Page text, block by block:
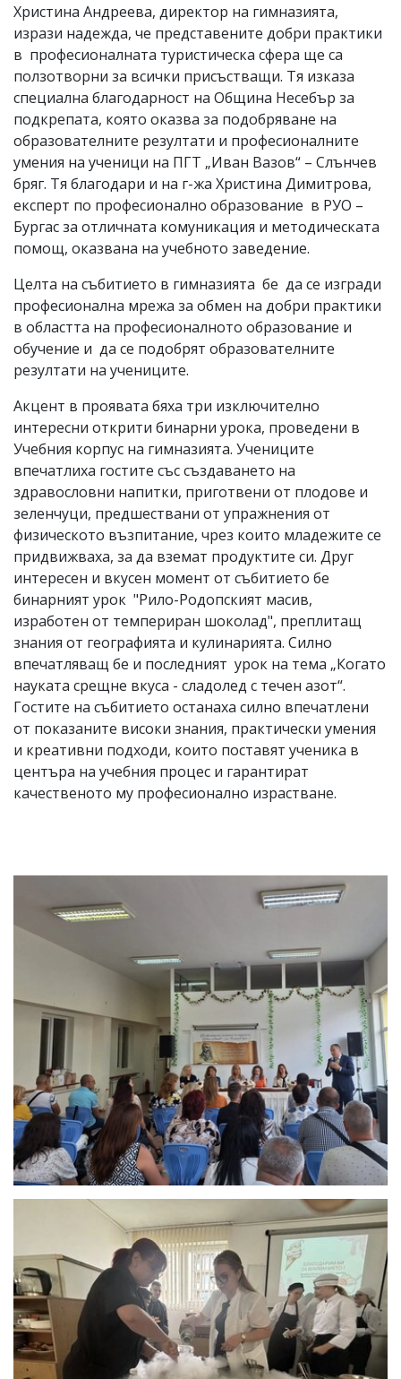
Христина Андреева, директор на гимназията,
изрази надежда, че представените добри практики
в професионалната туристическа сфера ще са
ползотворни за всички присъстващи. Тя изказа
специална благодарност на Община Несебър за
подкрепата, която оказва за подобряване на
образователните резултати и професионалните
умения на ученици на ПГТ „Иван Вазов“ – Слънчев
бряг. Тя благодари и на г-жа Христина Димитрова,
експерт по професионално образование в РУО –
Бургас за отличната комуникация и методическата
помощ, оказвана на учебното заведение.
Целта на събитието в гимназията бе да се изгради
професионална мрежа за обмен на добри практики
в областта на професионалното образование и
обучение и да се подобрят образователните
резултати на учениците.
Акцент в проявата бяха три изключително
интересни открити бинарни урока, проведени в
Учебния корпус на гимназията. Учениците
впечатлиха гостите със създаването на
здравословни напитки, приготвени от плодове и
зеленчуци, предшествани от упражнения от
физическото възпитаниe, чрез които младежите се
придвижваха, за да вземат продуктите си. Друг
интересен и вкусен момент от събитието бе
бинарният урок "Рило-Родопският масив,
изработен от темпериран шоколад", преплитащ
знания от географията и кулинарията. Силно
впечатляващ бе и последният урок на тема „Когато
науката срещне вкуса - сладолед с течен азот“.
Гостите на събитието останаха силно впечатлени
от показаните високи знания, практически умения
и креативни подходи, които поставят ученика в
центъра на учебния процес и гарантират
качественото му професионално израстване.